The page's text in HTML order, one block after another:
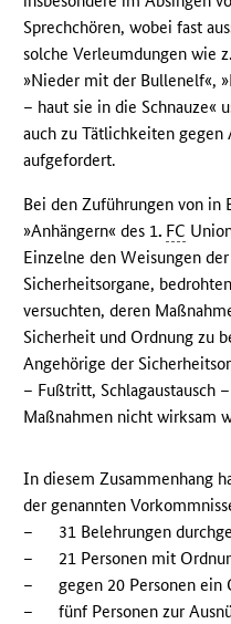
Sprechchören, wobei fast
solche Verleumdungen wie
»Nieder mit der Bullenelf«,
– haut sie in die Schnauze«
auch zu Tätlichkeiten gegen
aufgefordert.
Bei den Zuführungen von in
»Anhängern« des 1. FC
Einzelne den Weisungen
Sicherheitsorgane,
versuchten, deren
Sicherheit und Ordnung zu
Angehörige der
– Fußtritt, Schlagaustausch
Maßnahmen nicht wirksam
In diesem Zusammenhang
der genannten
–
31 Belehrungen
–
21 Personen mit
–
gegen 20 Personen
–
fünf Personen zur